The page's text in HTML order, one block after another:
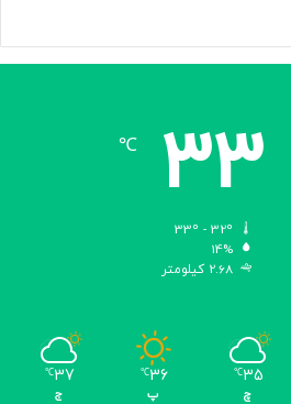
33
℃
14%
2.68 کیلومتر
35
℃
چ
36
℃
پ
37
℃
ج